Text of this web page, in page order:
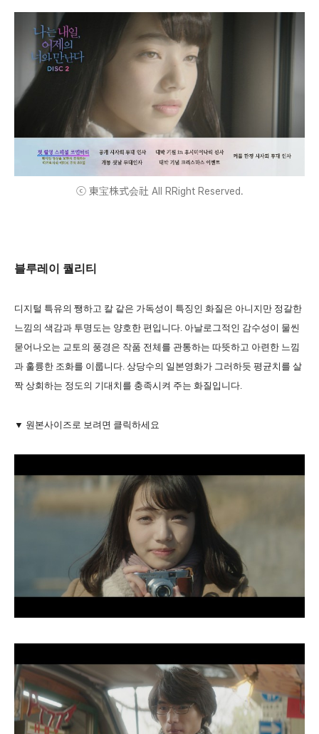
ⓒ 東宝株式会社 All RRight Reserved.
블루레이 퀄리티
디지털 특유의 쨍하고 칼 같은 가독성이 특징인 화질은 아니지만 정갈한
느낌의 색감과 투명도는 양호한 편입니다. 아날로그적인 감수성이 물씬
묻어나오는 교토의 풍경은 작품 전체를 관통하는 따뜻하고 아련한 느낌
과 훌륭한 조화를 이룹니다. 상당수의 일본영화가 그러하듯 평균치를 살
짝 상회하는 정도의 기대치를 충족시켜 주는 화질입니다.
▼ 원본사이즈로 보려면 클릭하세요